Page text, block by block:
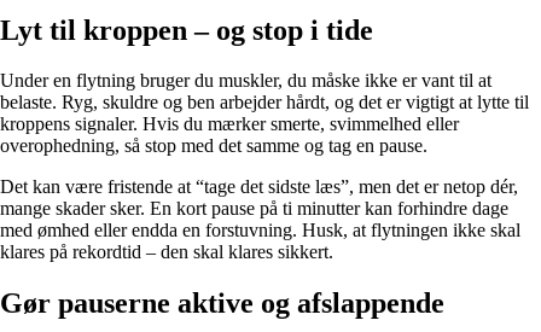
Lyt til kroppen – og stop i tide
Under en flytning bruger du muskler, du måske ikke er vant til at
belaste. Ryg, skuldre og ben arbejder hårdt, og det er vigtigt at lytte til
kroppens signaler. Hvis du mærker smerte, svimmelhed eller
overophedning, så stop med det samme og tag en pause.
Det kan være fristende at “tage det sidste læs”, men det er netop dér,
mange skader sker. En kort pause på ti minutter kan forhindre dage
med ømhed eller endda en forstuvning. Husk, at flytningen ikke skal
klares på rekordtid – den skal klares sikkert.
Gør pauserne aktive og afslappende